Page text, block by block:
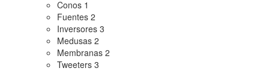
Conos 1
Fuentes 2
Inversores 3
Medusas 2
Membranas 2
Tweeters 3